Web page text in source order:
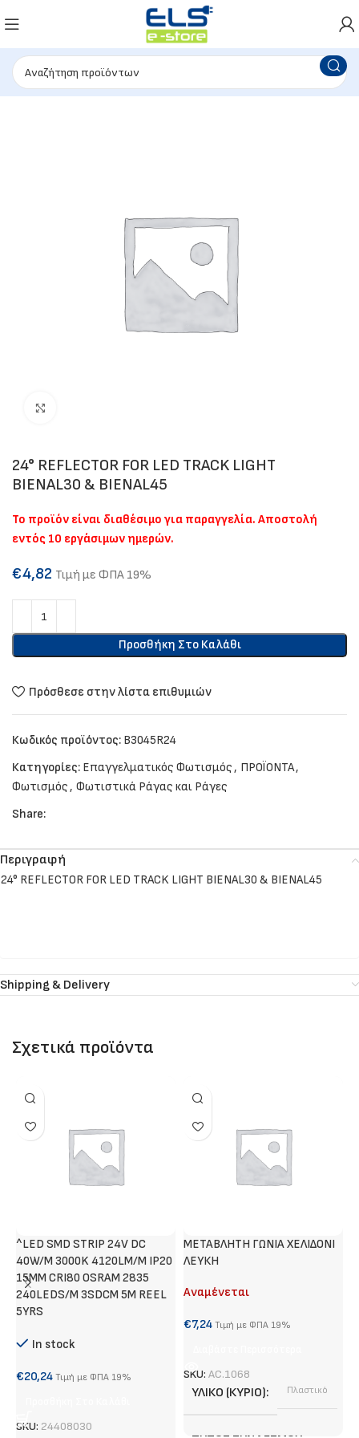
24° REFLECTOR FOR LED TRACK LIGHT
BIENAL30 & BIENAL45
Το προϊόν είναι διαθέσιμο για παραγγελία. Αποστολή
εντός 10 εργάσιμων ημερών.
€4,82 Τιμή με ΦΠΑ 19%
Προσθήκη Στο Καλάθι
Πρόσθεσε στην λίστα επιθυμιών
Κωδικός προϊόντος: B3045R24
Κατηγορίες: Επαγγελματικός Φωτισμός, ΠΡΟΪΟΝΤΑ,
Φωτισμός, Φωτιστικά Ράγας και Ράγες
Share:
Περιγραφή
24° REFLECTOR FOR LED TRACK LIGHT BIENAL30 & BIENAL45
Shipping & Delivery
Σχετικά προϊόντα
^LED SMD STRIP 24V DC
40W/M 3000K 4120LM/M IP20
15MM CRI80 OSRAM 2835
240LEDS/M 3SDCM 5M REEL
5YRS
In stock
€20,24 Τιμή με ΦΠΑ 19%
SKU: 24408030
METABΛΗΤΗ ΓΩΝΙΑ ΧΕΛΙΔΟΝΙ
ΛΕΥΚΗ
Αναμένεται
€7,24 Τιμή με ΦΠΑ 19%
SKU: AC.1068
ΥΛΙΚΌ (ΚΎΡΙΟ) Πλαστικό